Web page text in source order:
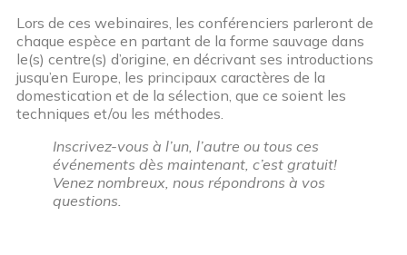
Lors de ces webinaires, les conférenciers parleront de
chaque espèce en partant de la forme sauvage dans
le(s) centre(s) d’origine, en décrivant ses introductions
jusqu’en Europe, les principaux caractères de la
domestication et de la sélection, que ce soient les
techniques et/ou les méthodes.
Inscrivez-vous à l’un, l’autre ou tous ces
événements dès maintenant, c’est gratuit!
Venez nombreux, nous répondrons à vos
questions.